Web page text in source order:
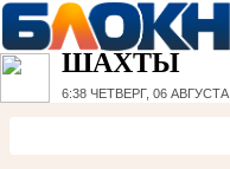
ШАХТЫ
6:38 ЧЕТВЕРГ, 06 АВГУСТА